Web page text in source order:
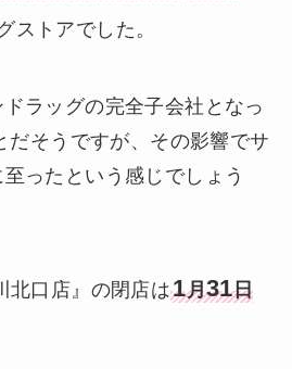
ストアでした。
ラッグの完全子会社となっ
だそうですが、その影響でサ
ったという感じでしょう
北口店』の閉店は1月31日